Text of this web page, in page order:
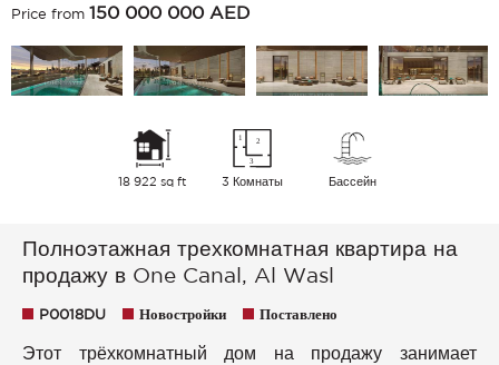
Price from 150 000 000 AED
18 922 sq ft 3 Комнаты Бассейн
Полноэтажная трехкомнатная квартира на
продажу в One Canal, Al Wasl
P0018DU Новостройки Поставлено
Этот трёхкомнатный дом на продажу занимает